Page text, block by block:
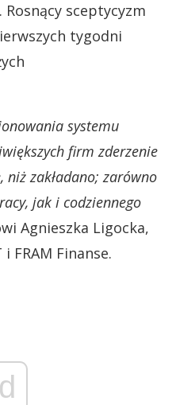
sceptycyzm
tygodni
systemu
firm zderzenie
zakładano; zarówno
jak i codziennego
Agnieszka Ligocka,
FRAM Finanse.